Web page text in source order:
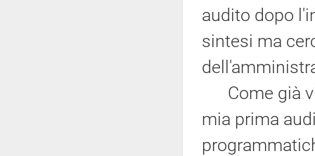
audito dopo
sintesi ma
Come già vi
mia prima